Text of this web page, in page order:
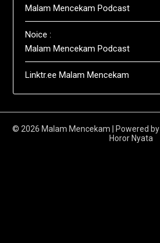
Malam Mencekam Podcast
Noice :
Malam Mencekam Podcast
Linktr.ee Malam Mencekam
© 2026 Malam Mencekam | Powered by
Horor Nyata